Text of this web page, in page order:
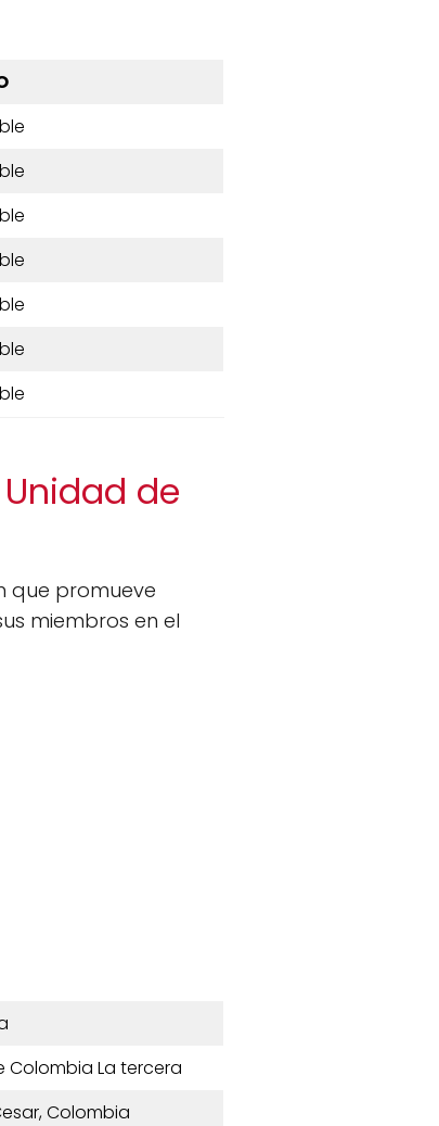
de
que promueve
miembros en el
Colombia La tercera
Colombia